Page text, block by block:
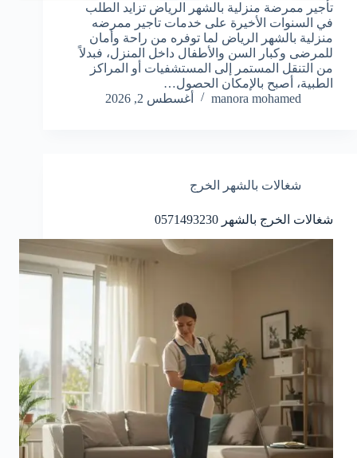
تأجير ممرضة منزلية بالشهر الرياض تزايد الطلب
في السنوات الأخيرة على خدمات تاجير ممرضه
منزلية بالشهر الرياض لما توفره من راحة وأمان
للمرضى وكبار السن والأطفال داخل المنزل، فبدلاً
من التنقل المستمر إلى المستشفيات أو المراكز
الطبية، أصبح بالإمكان الحصول…
manora mohamed
أغسطس 2, 2026
شغالات بالشهر الخرج
شغالات الخرج بالشهر 0571493230